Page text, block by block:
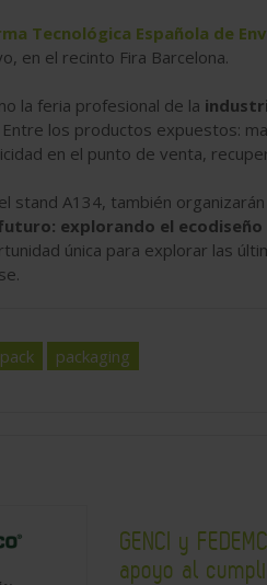
Tecnológica Española de
en el recinto Fira Barcelona.
la feria profesional de la
los productos expuestos:
en el punto de venta,
stand A134, también
explorando el
única para explorar las
packaging
GENCI y
apoyo al